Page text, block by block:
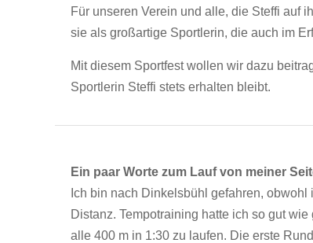
Für unseren Verein und alle, die Steffi auf
sie als großartige Sportlerin, die auch im
Mit diesem Sportfest wollen wir dazu
Sportlerin Steffi stets erhalten bleibt.
Ein paar Worte zum Lauf von meiner
Ich bin nach Dinkelsbühl gefahren,
Distanz. Tempotraining hatte ich so gut
alle 400 m in 1:30 zu laufen. Die erste